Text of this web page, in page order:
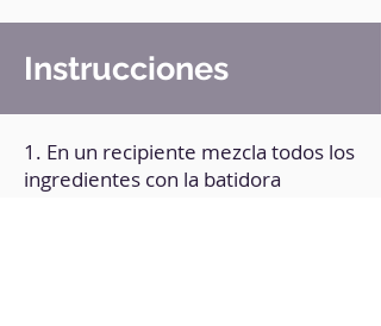
Instrucciones
1. En un recipiente mezcla todos los
ingredientes con la batidora